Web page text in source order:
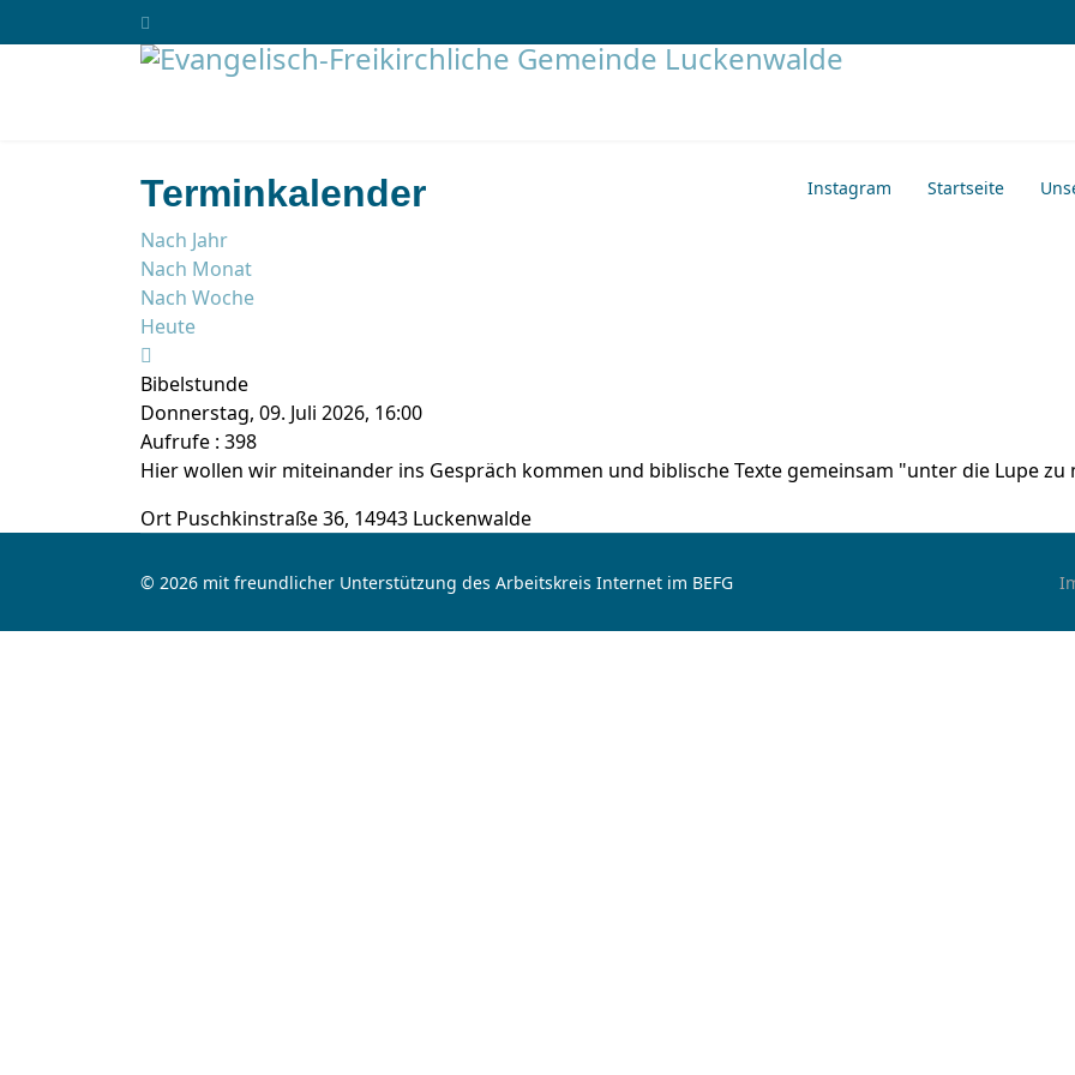
Instagram Startseite
Terminkalender
Nach Jahr
Nach Monat
Nach Woche
Heute
Bibelstunde
Donnerstag, 09. Juli 2026, 16:00
Aufrufe : 398
Hier wollen wir miteinander ins Gespräch kommen und biblische Texte gemeinsam "unter die Lupe zu
Ort Puschkinstraße 36, 14943 Luckenwalde
© 2026 mit freundlicher Unterstützung des Arbeitskreis Internet im BEFG